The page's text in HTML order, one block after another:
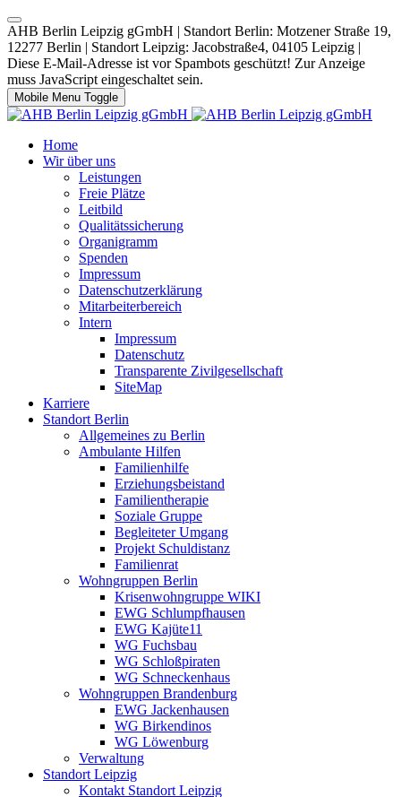
AHB Berlin Leipzig gGmbH | Standort Berlin: Motzener Straße 19,
12277 Berlin | Standort Leipzig: Jacobstraße4, 04105 Leipzig |
Diese E-Mail-Adresse ist vor Spambots geschützt! Zur Anzeige
muss JavaScript eingeschaltet sein.
Mobile Menu Toggle
Home
Wir über uns
Leistungen
Freie Plätze
Leitbild
Qualitätssicherung
Organigramm
Spenden
Impressum
Datenschutzerklärung
Mitarbeiterbereich
Intern
Impressum
Datenschutz
Transparente Zivilgesellschaft
SiteMap
Karriere
Standort Berlin
Allgemeines zu Berlin
Ambulante Hilfen
Familienhilfe
Erziehungsbeistand
Familientherapie
Soziale Gruppe
Begleiteter Umgang
Projekt Schuldistanz
Familienrat
Wohngruppen Berlin
Krisenwohngruppe WIKI
EWG Schlumpfhausen
EWG Kajüte11
WG Fuchsbau
WG Schloßpiraten
WG Schneckenhaus
Wohngruppen Brandenburg
EWG Jackenhausen
WG Birkendinos
WG Löwenburg
Verwaltung
Standort Leipzig
Kontakt Standort Leipzig